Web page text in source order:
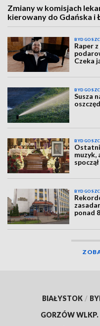
Zmiany w komisjach
kierowany do Gdańska i
Raper
Czeka
Susza
ponad
BIAŁYSTOK /
GORZÓW WLKP.